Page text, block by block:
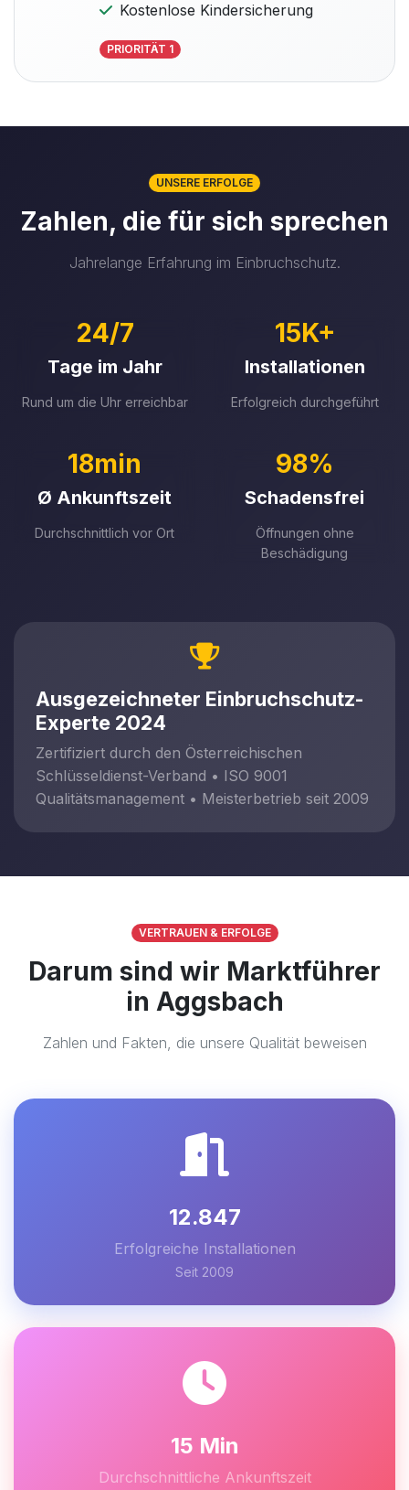
Kostenlose Kindersicherung
PRIORITÄT 1
UNSERE ERFOLGE
Zahlen, die für sich sprechen
Jahrelange Erfahrung im Einbruchschutz.
24/7
Tage im Jahr
Rund um die Uhr erreichbar
15K+
Installationen
Erfolgreich durchgeführt
18min
Ø Ankunftszeit
Durchschnittlich vor Ort
98%
Schadensfrei
Öffnungen ohne
Beschädigung
Ausgezeichneter Einbruchschutz-
Experte 2024
Zertifiziert durch den Österreichischen
Schlüsseldienst-Verband • ISO 9001
Qualitätsmanagement • Meisterbetrieb seit 2009
VERTRAUEN & ERFOLGE
Darum sind wir Marktführer
in Aggsbach
Zahlen und Fakten, die unsere Qualität beweisen
12.847
Erfolgreiche Installationen
Seit 2009
15 Min
Durchschnittliche Ankunftszeit